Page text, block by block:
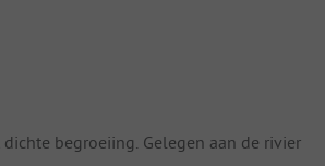
begroeiing. Gelegen aan de rivier